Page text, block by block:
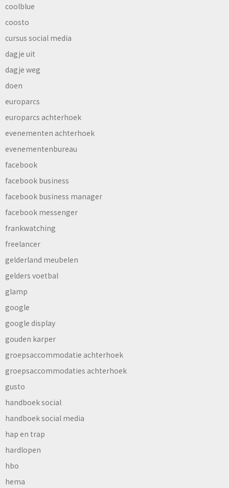
coolblue
coosto
cursus social media
dagje uit
dagje weg
doen
europarcs
europarcs achterhoek
evenementen achterhoek
evenementenbureau
facebook
facebook business
facebook business manager
facebook messenger
frankwatching
freelancer
gelderland meubelen
gelders voetbal
glamp
google
google display
gouden karper
groepsaccommodatie achterhoek
groepsaccommodaties achterhoek
gusto
handboek social
handboek social media
hap en trap
hardlopen
hbo
hema